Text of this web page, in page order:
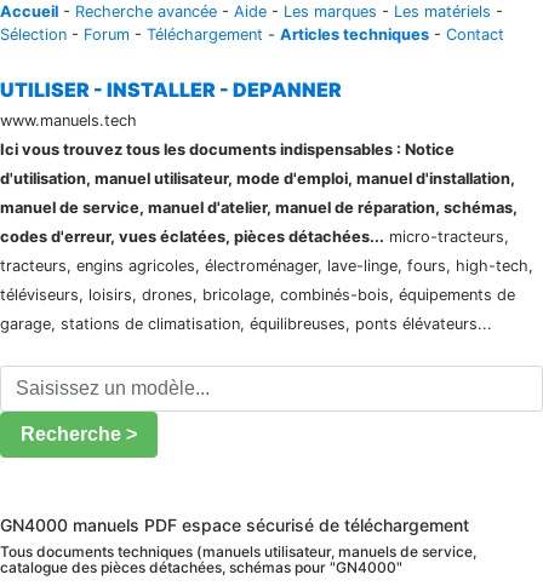
Accueil - Recherche avancée - Aide - Les marques - Les matériels -
Sélection - Forum - Téléchargement - Articles techniques - Contact
UTILISER - INSTALLER - DEPANNER
www.manuels.tech
Ici vous trouvez tous les documents indispensables : Notice
d'utilisation, manuel utilisateur, mode d'emploi, manuel d'installation,
manuel de service, manuel d'atelier, manuel de réparation, schémas,
codes d'erreur, vues éclatées, pièces détachées... micro-tracteurs,
tracteurs, engins agricoles, électroménager, lave-linge, fours, high-tech,
téléviseurs, loisirs, drones, bricolage, combinés-bois, équipements de
garage, stations de climatisation, équilibreuses, ponts élévateurs...
Recherche >
GN4000 manuels PDF espace sécurisé de téléchargement
Tous documents techniques (manuels utilisateur, manuels de service,
catalogue des pièces détachées, schémas pour "GN4000"